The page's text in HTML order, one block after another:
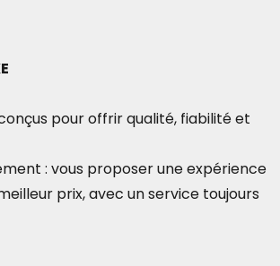
pour offrir qualité, fiabilité et
: vous proposer une expérience
prix, avec un service toujours